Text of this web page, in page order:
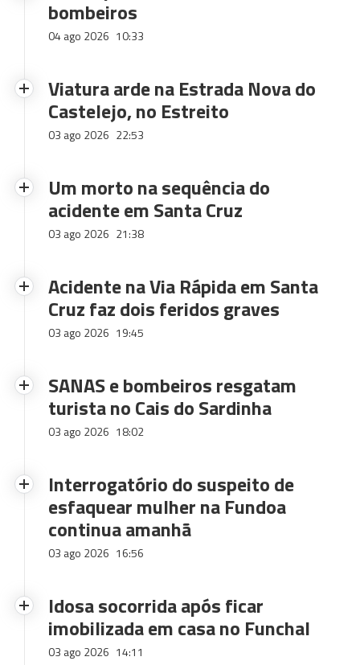
bombeiros
04 ago 2026 10:33
Viatura arde na Estrada Nova do
Castelejo, no Estreito
03 ago 2026 22:53
Um morto na sequência do
acidente em Santa Cruz
03 ago 2026 21:38
Acidente na Via Rápida em Santa
Cruz faz dois feridos graves
03 ago 2026 19:45
SANAS e bombeiros resgatam
turista no Cais do Sardinha
03 ago 2026 18:02
Interrogatório do suspeito de
esfaquear mulher na Fundoa
continua amanhã
03 ago 2026 16:56
Idosa socorrida após ficar
imobilizada em casa no Funchal
03 ago 2026 14:11